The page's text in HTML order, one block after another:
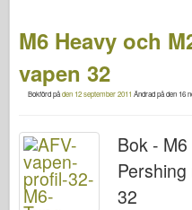
M6 Heavy och
vapen 32
Bokförd påden 12 september 2011 Ändrad påden 16
Bok -
32